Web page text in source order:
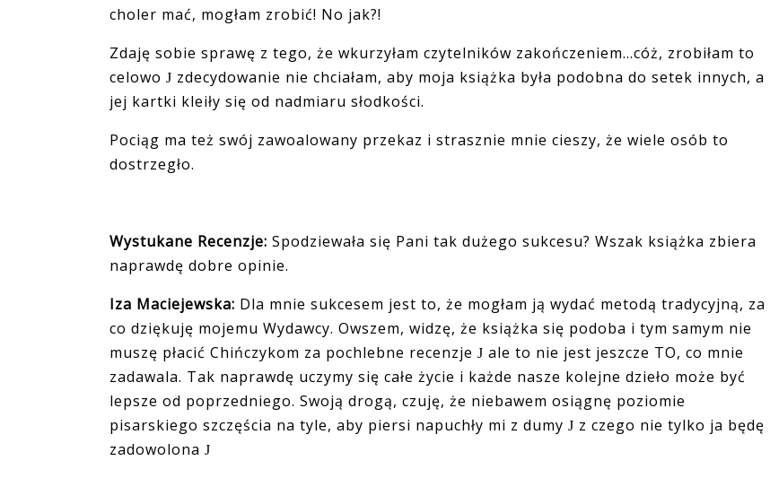
choler mać, mogłam zrobić! No jak?!
Zdaję sobie sprawę z tego, że wkurzyłam czytelników zakończeniem…cóż, zrobiłam to
celowo J zdecydowanie nie chciałam, aby moja książka była podobna do setek innych, a
jej kartki kleiły się od nadmiaru słodkości.
Pociąg ma też swój zawoalowany przekaz i strasznie mnie cieszy, że wiele osób to
dostrzegło.
Wystukane Recenzje: Spodziewała się Pani tak dużego sukcesu? Wszak książka zbiera
naprawdę dobre opinie.
Iza Maciejewska: Dla mnie sukcesem jest to, że mogłam ją wydać metodą tradycyjną, za
co dziękuję mojemu Wydawcy. Owszem, widzę, że książka się podoba i tym samym nie
muszę płacić Chińczykom za pochlebne recenzje J ale to nie jest jeszcze TO, co mnie
zadawala. Tak naprawdę uczymy się całe życie i każde nasze kolejne dzieło może być
lepsze od poprzedniego. Swoją drogą, czuję, że niebawem osiągnę poziomie
pisarskiego szczęścia na tyle, aby piersi napuchły mi z dumy J z czego nie tylko ja będę
zadowolona J